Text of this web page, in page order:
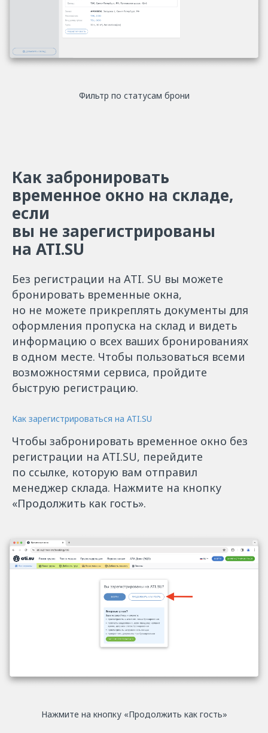
Фильтр по статусам брони
Как забронировать
временное окно на складе,
если
вы не зарегистрированы
на ATI.SU
Без регистрации на ATI. SU вы можете
бронировать временные окна,
но не можете прикреплять документы для
оформления пропуска на склад и видеть
информацию о всех ваших бронированиях
в одном месте. Чтобы пользоваться всеми
возможностями сервиса, пройдите
быструю регистрацию.
Как зарегистрироваться на ATI.SU
Чтобы забронировать временное окно без
регистрации на ATI.SU, перейдите
по ссылке, которую вам отправил
менеджер склада. Нажмите на кнопку
«Продолжить как гость».
Нажмите на кнопку «Продолжить как гость»